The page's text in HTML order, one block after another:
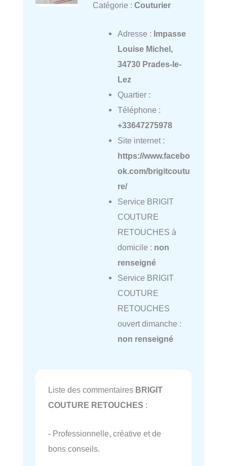
Catégorie : Couturier
Adresse : Impasse
Louise Michel,
34730 Prades-le-
Lez
Quartier :
Téléphone :
+33647275978
Site internet :
https://www.facebo
ok.com/brigitcoutu
re/
Service BRIGIT
COUTURE
RETOUCHES à
domicile : non
renseigné
Service BRIGIT
COUTURE
RETOUCHES
ouvert dimanche :
non renseigné
Liste des commentaires BRIGIT
COUTURE RETOUCHES :
- Professionnelle, créative et de
bons conseils.